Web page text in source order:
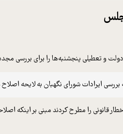
را مطرح کردند مبنی بر اینکه